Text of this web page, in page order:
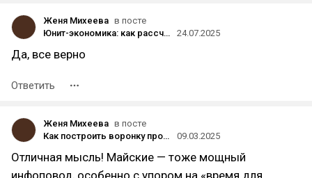
Женя Михеева в посте
Юнит-экономика: как рассчитать бюджет, чтобы онлайн-курс приносил прибыль
24.07.2025
Да, все верно
Ответить
Женя Михеева в посте
Как построить воронку продаж с помощью инфоповодов
09.03.2025
Отличная мысль! Майские — тоже мощный
инфоповод, особенно с упором на «время для